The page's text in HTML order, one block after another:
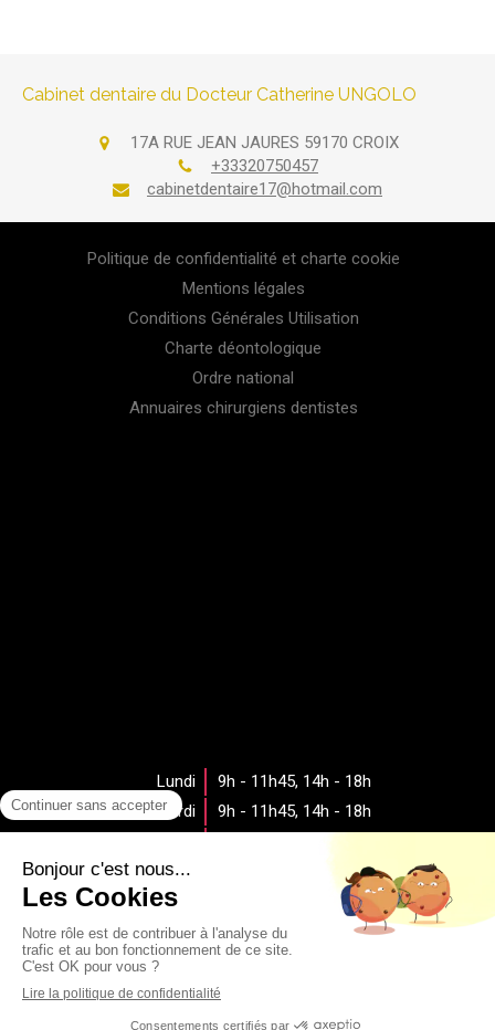
Cabinet dentaire du Docteur Catherine UNGOLO
17A RUE JEAN JAURES 59170 CROIX
+33320750457
cabinetdentaire17@hotmail.com
Politique de confidentialité et charte cookie
Mentions légales
Conditions Générales Utilisation
Charte déontologique
Ordre national
Annuaires chirurgiens dentistes
Lundi 9h - 11h45, 14h - 18h
Mardi
9h - 11h45, 14h - 18h
Jeudi
14h - 18h
Vendredi
Samedi
Fermé
Dimanche
Fermé
Rechercher